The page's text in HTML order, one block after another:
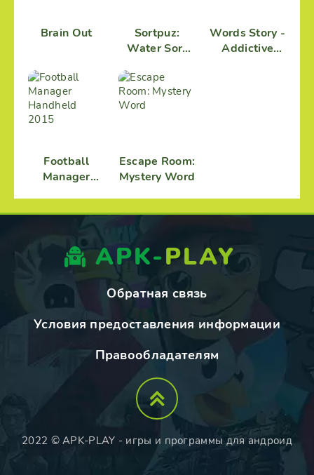
Brain Out
Sortpuz:
Water Sort
Words Story -
Addictive
Football
Manager
Escape Room:
Mystery Word
APK-PLAY
Обратная связь
Условия предоставления информации
Правообладателям
2022 © APK-PLAY - игры и программы для андроид